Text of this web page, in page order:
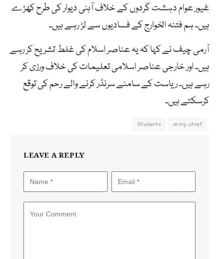
غیور عوام دہشت گردوں کے خلاف آہنی دیوار کی طرح کھڑے
ہیں۔ ہم فتنہ الخوارج کے فسادیوں سے لڑ رہے ہیں۔
آرمی چیف نے کہا کہ یہ عناصر اسلام کی غلط تشریح کر رہے
ہیں۔ اور خارجی عناصر اسلامی تعلیمات کی خلاف ورزی کر
رہے ہیں۔ ریاست کے سامنے سرنڈر کرنے والے رحم کی توقع
کرسکتے ہیں۔
army chief
Students
LEAVE A REPLY